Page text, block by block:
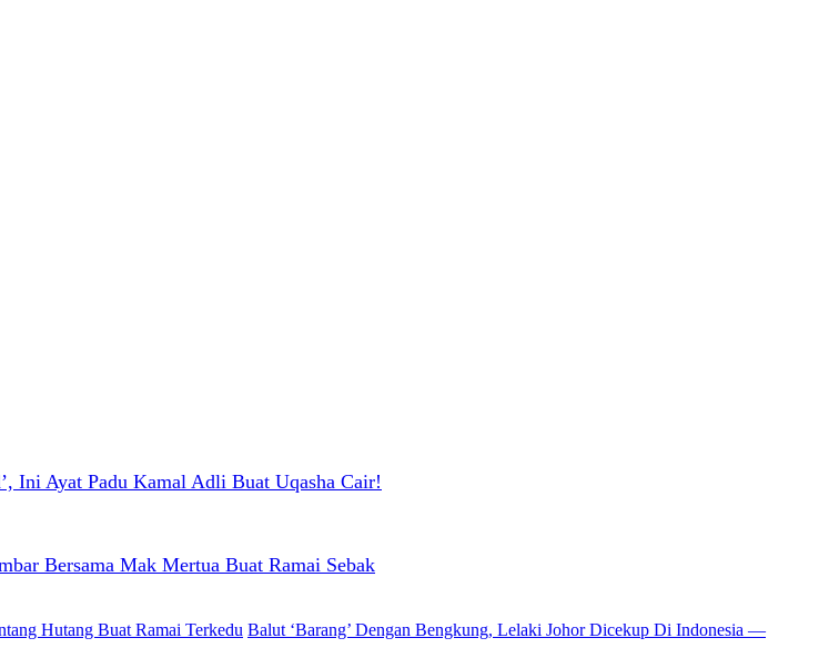
Ini Ayat Padu Kamal Adli Buat Uqasha Cair!
Bersama Mak Mertua Buat Ramai Sebak
Balut ‘Barang’ Dengan Bengkung, Lelaki Johor Dicekup Di Indonesia —